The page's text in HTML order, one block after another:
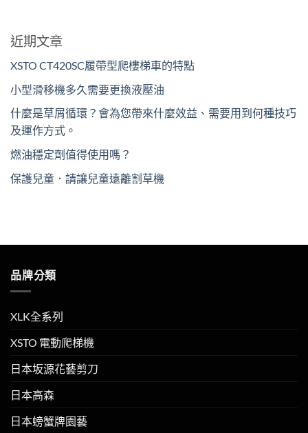
近期文章
XSTO CT420SC履帶型爬樓梯車的特點
小型滑移機多久需要更換液壓油
什麼是草屑循環？會為您帶來什麼效益、需要用到何種技巧
及運作方式。
燃油穩定劑值得使用嗎？
保護兒童．請讓兒童遠離割草機
品牌分類
XLK全系列
XSTO 電動爬梯機
日本坂源花藝剪刀
日本高森
日本螃蟹牌園藝